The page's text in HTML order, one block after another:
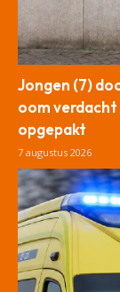
Jongen (7)
oom verdacht
opgepakt
7 augustus 2026